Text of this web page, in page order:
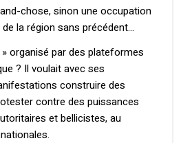
chose, sinon une occupation
la région sans précédent…
organisé par des plateformes
? Il voulait avec ses
construire des
contre des puissances
et bellicistes, au